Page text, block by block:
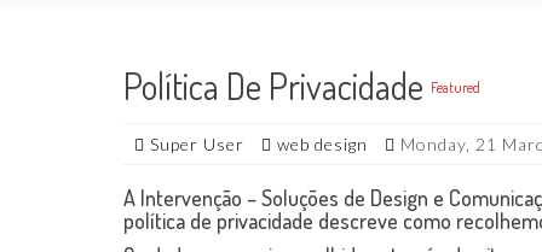
Política De Privacidade Featured
Super User web design Monday, 21
A Intervenção – Soluções de Design e
política de privacidade descreve como